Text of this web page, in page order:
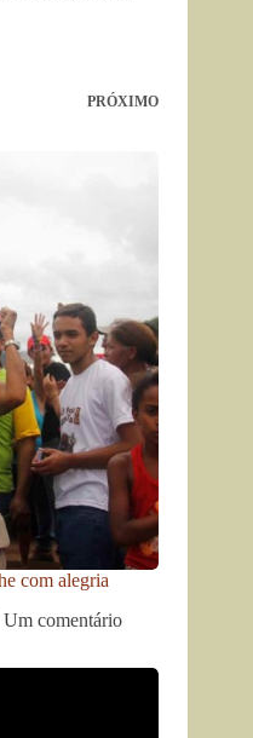
PRÓXIMO
com alegria
Um comentário